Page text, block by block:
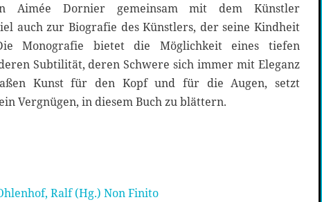
Aimée Dornier gemeinsam mit dem Künstler
auch zur Biografie des Künstlers, der seine Kindheit
Monografie bietet die Möglichkeit eines tiefen
Subtilität, deren Schwere sich immer mit Eleganz
Kunst für den Kopf und für die Augen, setzt
Vergnügen, in diesem Buch zu blättern.
Ralf (Hg.) Non Finito